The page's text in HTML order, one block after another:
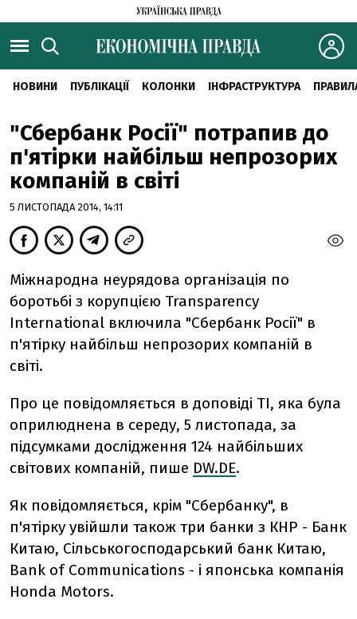
НОВИНИ ПУБЛІКАЦІЇ КОЛОНКИ ІНФРАСТРУКТУРА
"Сбербанк Росії" потрапив до
п'ятірки найбільш непрозорих
компаній в світі
5 ЛИСТОПАДА 2014, 14:11
Міжнародна неурядова організація по
боротьбі з корупцією Transparency
International включила "Сбербанк Росії" в
п'ятірку найбільш непрозорих компаній в
світі.
Про це повідомляється в доповіді TI, яка була
оприлюднена в середу, 5 листопада, за
підсумками дослідження 124 найбільших
світових компаній, пише DW.DE.
Як повідомляється, крім "Сбербанку", в
п'ятірку увійшли також три банки з КНР - Банк
Китаю, Сільськогосподарський банк Китаю,
Bank of Communications - і японська компанія
Honda Motors.